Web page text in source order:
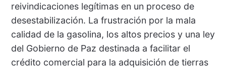
reivindicaciones legítimas en un proceso de
desestabilización. La frustración por la mala
calidad de la gasolina, los altos precios y una ley
del Gobierno de Paz destinada a facilitar el
crédito comercial para la adquisición de tierras